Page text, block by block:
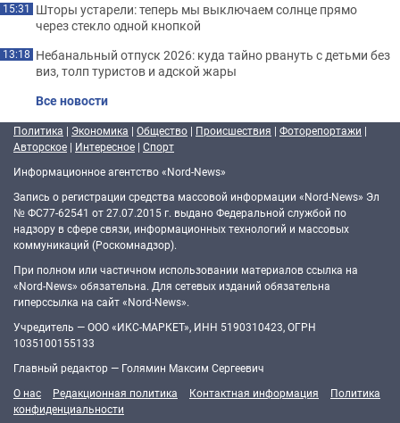
15:31 Шторы устарели: теперь мы выключаем солнце прямо
через стекло одной кнопкой
13:18 Небанальный отпуск 2026: куда тайно рвануть с детьми без
виз, толп туристов и адской жары
Все новости
Политика | Экономика | Общество | Происшествия | Фоторепортажи |
Авторское | Интересное | Спорт
Информационное агентство «Nord-News»
Запись о регистрации средства массовой информации «Nord-News» Эл
№ ФС77-62541 от 27.07.2015 г. выдано Федеральной службой по
надзору в сфере связи, информационных технологий и массовых
коммуникаций (Роскомнадзор).
При полном или частичном использовании материалов ссылка на
«Nord-News» обязательна. Для сетевых изданий обязательна
гиперссылка на сайт «Nord-News».
Учредитель — ООО «ИКС-МАРКЕТ», ИНН 5190310423, ОГРН
1035100155133
Главный редактор — Голямин Максим Сергеевич
О нас
Редакционная политика Контактная информация
Политика
конфиденциальности